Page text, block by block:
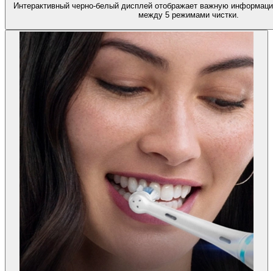
Интерактивный черно-белый дисплей отображает важную
между 5 режимами чистки.